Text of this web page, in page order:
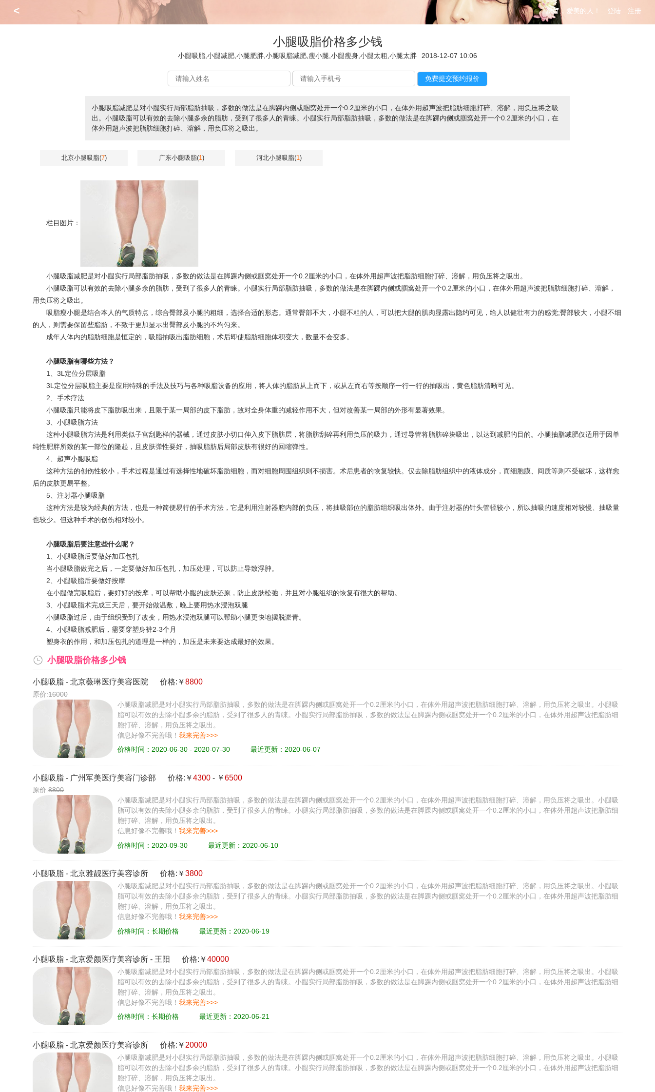
< 您好，爱美的人！ 登陆 注册
小腿吸脂价格多少钱
小腿吸脂,小腿减肥,小腿肥胖,小腿吸脂减肥,瘦小腿,小腿瘦身,小腿太粗,小腿太胖 2018-12-07 10:06
小腿吸脂减肥是对小腿实行局部脂肪抽吸，多数的做法是在脚踝内侧或腘窝处开一个0.2厘米的小口，在体外用超声波把脂肪细胞打碎、溶解，用负压将之吸
出。小腿吸脂可以有效的去除小腿多余的脂肪，受到了很多人的青睐。小腿实行局部脂肪抽吸，多数的做法是在脚踝内侧或腘窝处开一个0.2厘米的小口，在
体外用超声波把脂肪细胞打碎、溶解，用负压将之吸出。
北京小腿吸脂(7) 广东小腿吸脂(1) 河北小腿吸脂(1)
栏目图片：
小腿吸脂减肥是对小腿实行局部脂肪抽吸，多数的做法是在脚踝内侧或腘窝处开一个0.2厘米的小口，在体外用超声波把脂肪细胞打碎、溶解，用负压将之吸出。
小腿吸脂可以有效的去除小腿多余的脂肪，受到了很多人的青睐。小腿实行局部脂肪抽吸，多数的做法是在脚踝内侧或腘窝处开一个0.2厘米的小口，在体外用超声波把脂肪细胞打碎、溶解，
用负压将之吸出。
吸脂瘦小腿是结合本人的气质特点，综合臀部及小腿的粗细，选择合适的形态。通常臀部不大，小腿不粗的人，可以把大腿的肌肉显露出隐约可见，给人以健壮有力的感觉;臀部较大，小腿不细
的人，则需要保留些脂肪，不致于更加显示出臀部及小腿的不均匀来。
成年人体内的脂肪细胞是恒定的，吸脂抽吸出脂肪细胞，术后即使脂肪细胞体积变大，数量不会变多。
小腿吸脂有哪些方法？
1、3L定位分层吸脂
3L定位分层吸脂主要是应用特殊的手法及技巧与各种吸脂设备的应用，将人体的脂肪从上而下，或从左而右等按顺序一行一行的抽吸出，黄色脂肪清晰可见。
2、手术疗法
小腿吸脂只能将皮下脂肪吸出来，且限于某一局部的皮下脂肪，故对全身体重的减轻作用不大，但对改善某一局部的外形有显著效果。
3、小腿吸脂方法
这种小腿吸脂方法是利用类似子宫刮匙样的器械，通过皮肤小切口伸入皮下脂肪层，将脂肪刮碎再利用负压的吸力，通过导管将脂肪碎块吸出，以达到减肥的目的。小腿抽脂减肥仅适用于因单
纯性肥胖所致的某一部位的隆起，且皮肤弹性要好，抽吸脂肪后局部皮肤有很好的回缩弹性。
4、超声小腿吸脂
这种方法的创伤性较小，手术过程是通过有选择性地破坏脂肪细胞，而对细胞周围组织则不损害。术后患者的恢复较快。仅去除脂肪组织中的液体成分，而细胞膜、间质等则不受破坏，这样愈
后的皮肤更易平整。
5、注射器小腿吸脂
这种方法是较为经典的方法，也是一种简便易行的手术方法，它是利用注射器腔内部的负压，将抽吸部位的脂肪组织吸出体外。由于注射器的针头管径较小，所以抽吸的速度相对较慢、抽吸量
也较少。但这种手术的创伤相对较小。
小腿吸脂后要注意些什么呢？
1、小腿吸脂后要做好加压包扎
当小腿吸脂做完之后，一定要做好加压包扎，加压处理，可以防止导致浮肿。
2、小腿吸脂后要做好按摩
在小腿做完吸脂后，要好好的按摩，可以帮助小腿的皮肤还原，防止皮肤松弛，并且对小腿组织的恢复有很大的帮助。
3、小腿吸脂术完成三天后，要开始做温敷，晚上要用热水浸泡双腿
小腿吸脂过后，由于组织受到了改变，用热水浸泡双腿可以帮助小腿更快地摆脱淤青。
4、小腿吸脂减肥后，需要穿塑身裤2-3个月
塑身衣的作用，和加压包扎的道理是一样的，加压是未来要达成最好的效果。
小腿吸脂价格多少钱
小腿吸脂 -北京薇琳医疗美容医院 价格:￥8800
原价:16000
小腿吸脂减肥是对小腿实行局部脂肪抽吸，多数的做法是在脚踝内侧或腘窝处开一个0.2厘米的小口，在体外用超声波把脂肪细胞打碎、溶解，用负压将之吸出。小腿吸
脂可以有效的去除小腿多余的脂肪，受到了很多人的青睐。小腿实行局部脂肪抽吸，多数的做法是在脚踝内侧或腘窝处开一个0.2厘米的小口，在体外用超声波把脂肪细
胞打碎、溶解，用负压将之吸出。
信息好像不完善哦！我来完善>>>
价格时间：2020-06-30 - 2020-07-30
最近更新：2020-06-07
小腿吸脂 - 广州军美医疗美容门诊部 价格:￥4300 - ￥6500
原价:8800
小腿吸脂减肥是对小腿实行局部脂肪抽吸，多数的做法是在脚踝内侧或腘窝处开一个0.2厘米的小口，在体外用超声波把脂肪细胞打碎、溶解，用负压将之吸出。小腿吸
脂可以有效的去除小腿多余的脂肪，受到了很多人的青睐。小腿实行局部脂肪抽吸，多数的做法是在脚踝内侧或腘窝处开一个0.2厘米的小口，在体外用超声波把脂肪细
胞打碎、溶解，用负压将之吸出。
信息好像不完善哦！我来完善>>>
价格时间：2020-09-30
最近更新：2020-06-10
小腿吸脂 -北京雅靓医疗美容诊所 价格:￥3800
小腿吸脂减肥是对小腿实行局部脂肪抽吸，多数的做法是在脚踝内侧或腘窝处开一个0.2厘米的小口，在体外用超声波把脂肪细胞打碎、溶解，用负压将之吸出。小腿吸
脂可以有效的去除小腿多余的脂肪，受到了很多人的青睐。小腿实行局部脂肪抽吸，多数的做法是在脚踝内侧或腘窝处开一个0.2厘米的小口，在体外用超声波把脂肪细
胞打碎、溶解，用负压将之吸出。
信息好像不完善哦！我来完善>>>
价格时间：长期价格
最近更新：2020-06-19
小腿吸脂 -北京爱颜医疗美容诊所 - 王阳 价格:￥40000
小腿吸脂减肥是对小腿实行局部脂肪抽吸，多数的做法是在脚踝内侧或腘窝处开一个0.2厘米的小口，在体外用超声波把脂肪细胞打碎、溶解，用负压将之吸出。小腿吸
脂可以有效的去除小腿多余的脂肪，受到了很多人的青睐。小腿实行局部脂肪抽吸，多数的做法是在脚踝内侧或腘窝处开一个0.2厘米的小口，在体外用超声波把脂肪细
胞打碎、溶解，用负压将之吸出。
信息好像不完善哦！我来完善>>>
价格时间：长期价格
最近更新：2020-06-21
小腿吸脂 -北京爱颜医疗美容诊所 价格:￥ 20000
小腿吸脂减肥是对小腿实行局部脂肪抽吸，多数的做法是在脚踝内侧或腘窝处开一个0.2厘米的小口，在体外用超声波把脂肪细胞打碎、溶解，用负压将之吸出。小腿吸
脂可以有效的去除小腿多余的脂肪，受到了很多人的青睐。小腿实行局部脂肪抽吸，多数的做法是在脚踝内侧或腘窝处开一个0.2厘米的小口，在体外用超声波把脂肪细
胞打碎、溶解，用负压将之吸出。
信息好像不完善哦！我来完善>>>